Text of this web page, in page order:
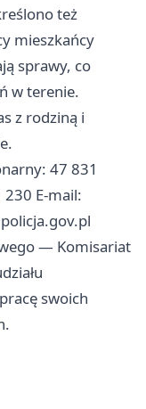
też
mieszkańcy
sprawy, co
w terenie.
z rodziną i
47 831
E-mail:
— Komisariat
swoich